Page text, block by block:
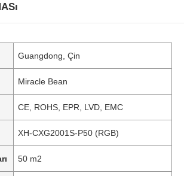
Guangdong, Çin
Miracle Bean
CE, ROHS, EPR, LVD, EMC
XH-CXG2001S-P50 (RGB)
50 m2